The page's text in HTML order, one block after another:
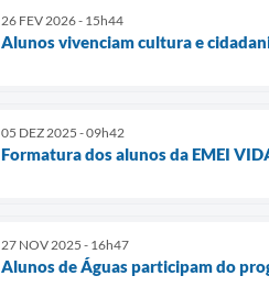
26 FEV 2026 - 15h44
Alunos vivenciam cultura e
05 DEZ 2025 - 09h42
Formatura dos alunos da EMEI
27 NOV 2025 - 16h47
Alunos de Águas participam do